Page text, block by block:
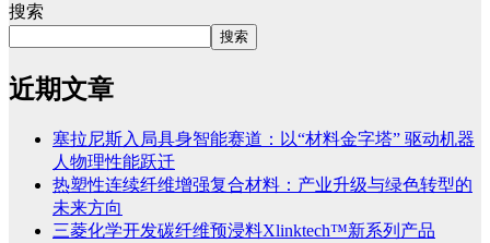
搜索
搜索
近期文章
塞拉尼斯入局具身智能赛道：以“材料金字塔” 驱动机器
人物理性能跃迁
热塑性连续纤维增强复合材料：产业升级与绿色转型的
未来方向
三菱化学开发碳纤维预浸料Xlinktech™新系列产品